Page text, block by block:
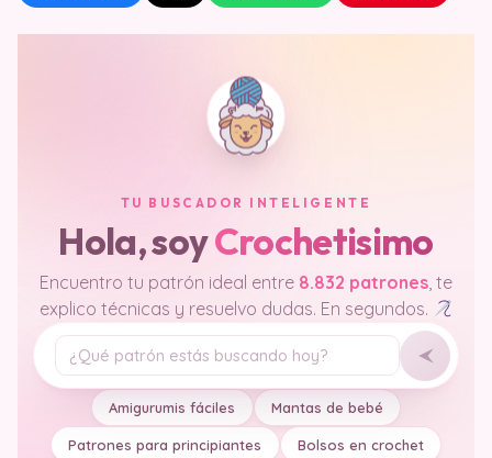
TU BUSCADOR INTELIGENTE
Hola, soyCrochetisimo
Encuentro tu patrón ideal entre 8.832 patrones, te
explico técnicas y resuelvo dudas. En segundos.
Tu pregunta
Amigurumis fáciles Mantas de bebé
Patrones para principiantes Bolsos en crochet